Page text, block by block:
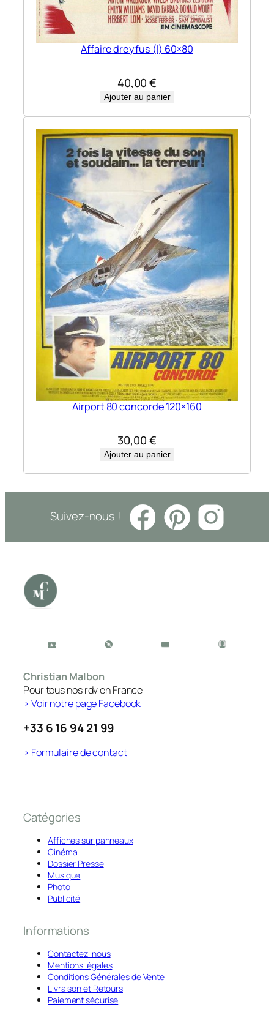
Affaire dreyfus (l) 60×80
40,00€
Ajouter au panier
Airport 80 concorde 120×160
30,00 €
Ajouter au panier
Suivez-nous !
Christian Malbon
Pour tous nos rdv en France
> Voir notre page Facebook
+33 6 16 94 21 99
> Formulaire de contact
Catégories
Affiches sur panneaux
Cinéma
Dossier Presse
Musique
Photo
Publicité
Informations
Contactez-nous
Mentions légales
Conditions Générales de Vente
Livraison et Retours
Paiement sécurisé